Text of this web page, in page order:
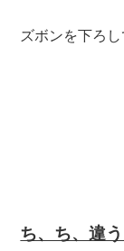
ズボンを下ろし
ち、ち、違